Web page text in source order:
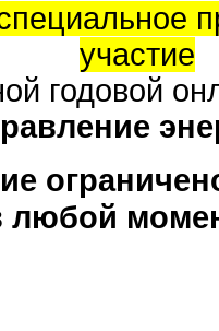
участие
годовой
любой